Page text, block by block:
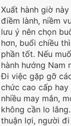
Xuất hành giờ
điềm lành, niềm
lưu ý nên chọn
hơn, buổi chiều
phần tốt. Nếu
hành hướng Nam
Đi việc gặp gỡ
chức cao cấp
nhiều may mắn,
không cần lo
thuận lợi, người